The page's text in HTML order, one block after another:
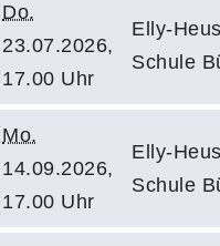
Do.
23.07.2026,
17.00 Uhr
Elly-
Schule
Mo.
14.09.2026,
17.00 Uhr
Elly-
Schule